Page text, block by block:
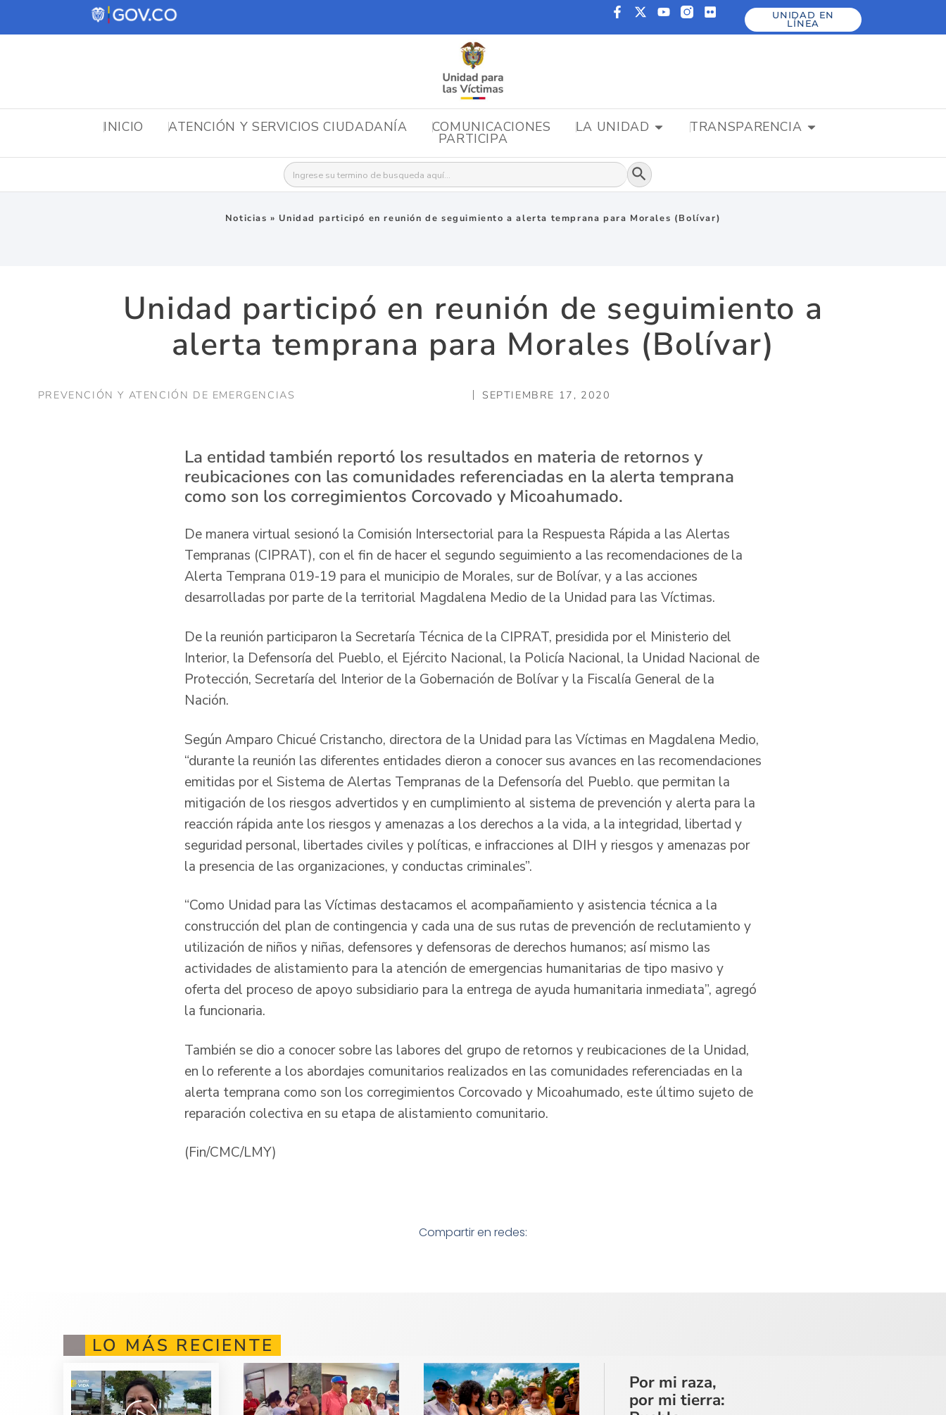
UNIDAD EN
LÍNEA
INICIO ATENCIÓN Y SERVICIOS CIUDADANÍA COMUNICACIONES LA UNIDAD TRANSPARENCIA
PARTICIPA
Buscar: Botón de búsqueda
Noticias » Unidad participó en reunión de seguimiento a alerta temprana para Morales (Bolívar)
Unidad participó en reunión de seguimiento a
alerta temprana para Morales (Bolívar)
PREVENCIÓN Y ATENCIÓN DE EMERGENCIAS SEPTIEMBRE 17, 2020
La entidad también reportó los resultados en materia de retornos y
reubicaciones con las comunidades referenciadas en la alerta temprana
como son los corregimientos Corcovado y Micoahumado.
De manera virtual sesionó la Comisión Intersectorial para la Respuesta Rápida a las Alertas
Tempranas (CIPRAT), con el fin de hacer el segundo seguimiento a las recomendaciones de la
Alerta Temprana 019-19 para el municipio de Morales, sur de Bolívar, y a las acciones
desarrolladas por parte de la territorial Magdalena Medio de la Unidad para las Víctimas.
De la reunión participaron la Secretaría Técnica de la CIPRAT, presidida por el Ministerio del
Interior, la Defensoría del Pueblo, el Ejército Nacional, la Policía Nacional, la Unidad Nacional de
Protección, Secretaría del Interior de la Gobernación de Bolívar y la Fiscalía General de la
Nación.
Según Amparo Chicué Cristancho, directora de la Unidad para las Víctimas en Magdalena Medio,
“durante la reunión las diferentes entidades dieron a conocer sus avances en las recomendaciones
emitidas por el Sistema de Alertas Tempranas de la Defensoría del Pueblo. que permitan la
mitigación de los riesgos advertidos y en cumplimiento al sistema de prevención y alerta para la
reacción rápida ante los riesgos y amenazas a los derechos a la vida, a la integridad, libertad y
seguridad personal, libertades civiles y políticas, e infracciones al DIH y riesgos y amenazas por
la presencia de las organizaciones, y conductas criminales”.
“Como Unidad para las Víctimas destacamos el acompañamiento y asistencia técnica a la
construcción del plan de contingencia y cada una de sus rutas de prevención de reclutamiento y
utilización de niños y niñas, defensores y defensoras de derechos humanos; así mismo las
actividades de alistamiento para la atención de emergencias humanitarias de tipo masivo y
oferta del proceso de apoyo subsidiario para la entrega de ayuda humanitaria inmediata”, agregó
la funcionaria.
También se dio a conocer sobre las labores del grupo de retornos y reubicaciones de la Unidad,
en lo referente a los abordajes comunitarios realizados en las comunidades referenciadas en la
alerta temprana como son los corregimientos Corcovado y Micoahumado, este último sujeto de
reparación colectiva en su etapa de alistamiento comunitario.
(Fin/CMC/LMY)
Compartir en redes:
LO MÁS RECIENTE
Por mi raza,
por mi tierra: